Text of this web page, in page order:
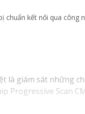
chuẩn kết nối qua công
là giám sát những
Progressive Scan